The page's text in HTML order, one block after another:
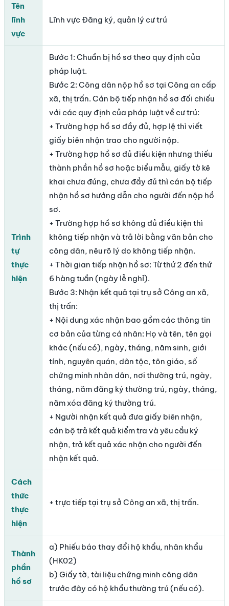
Tên
lĩnh
vực
Lĩnh vực Đăng ký, quản lý cư trú
Trình
tự
thực
hiện
Bước 1: Chuẩn bị hồ sơ theo quy định của
pháp luật.
Bước 2: Công dân nộp hồ sơ tại Công an cấp
xã, thị trấn. Cán bộ tiếp nhận hồ sơ đối chiếu
với các quy định của pháp luật về cư trú:
+ Trường hợp hồ sơ đầy đủ, hợp lệ thì viết
giấy biên nhận trao cho người nộp.
+ Trường hợp hồ sơ đủ điều kiện nhưng thiếu
thành phần hồ sơ hoặc biểu mẫu, giấy tờ kê
khai chưa đúng, chưa đầy đủ thì cán bộ tiếp
nhận hồ sơ hướng dẫn cho người đến nộp hồ
sơ.
+ Trường hợp hồ sơ không đủ điều kiện thì
không tiếp nhận và trả lời bằng văn bản cho
công dân, nêu rõ lý do không tiếp nhận.
+ Thời gian tiếp nhận hồ sơ: Từ thứ 2 đến thứ
6 hàng tuần (ngày lễ nghỉ).
Bước 3: Nhận kết quả tại trụ sở Công an xã,
thị trấn:
+ Nội dung xác nhận bao gồm các thông tin
cơ bản của từng cá nhân: Họ và tên, tên gọi
khác (nếu có), ngày, tháng, năm sinh, giới
tính, nguyên quán, dân tộc, tôn giáo, số
chứng minh nhân dân, nơi thường trú, ngày,
tháng, năm đăng ký thường trú, ngày, tháng,
năm xóa đăng ký thường trú.
+ Người nhận kết quả đưa giấy biên nhận,
cán bộ trả kết quả kiểm tra và yêu cầu ký
nhận, trả kết quả xác nhận cho người đến
nhận kết quả.
Cách
thức
thực
hiện
+ trực tiếp tại trụ sở Công an xã, thị trấn.
Thành
phần
hồ sơ
a) Phiếu báo thay đổi hộ khẩu, nhân khẩu
(HK02)
b) Giấy tờ, tài liệu chứng minh công dân
trước đây có hộ khẩu thường trú (nếu có).